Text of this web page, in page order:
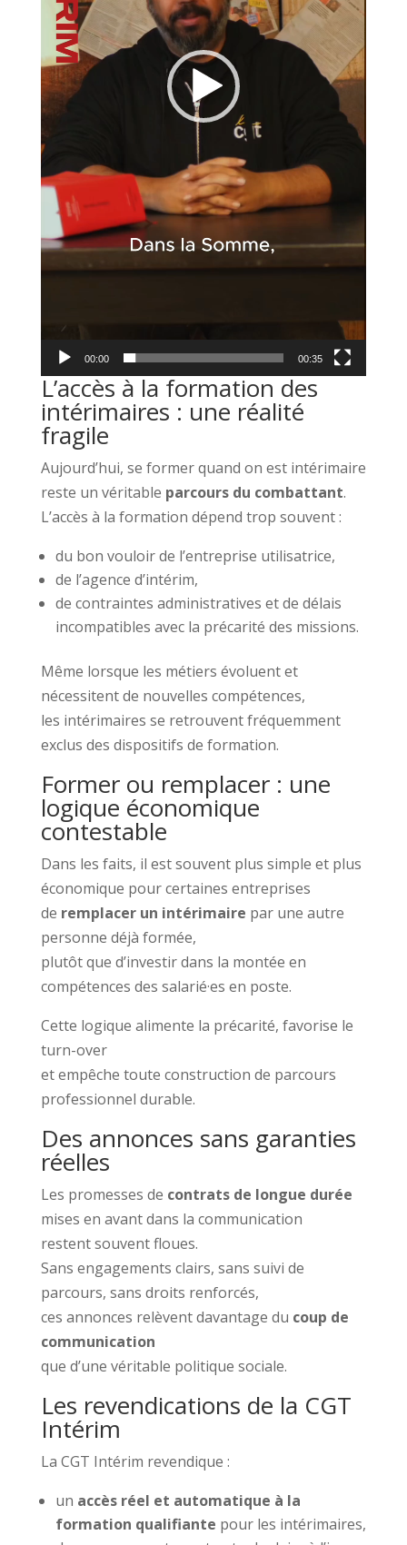
00:00 00:35
L’accès à la formation des
intérimaires : une réalité
fragile
Aujourd’hui, se former quand on est intérimaire
reste un véritable parcours du combattant.
L’accès à la formation dépend trop souvent :
du bon vouloir de l’entreprise utilisatrice,
de l’agence d’intérim,
de contraintes administratives et de délais
incompatibles avec la précarité des missions.
Même lorsque les métiers évoluent et
nécessitent de nouvelles compétences,
les intérimaires se retrouvent fréquemment
exclus des dispositifs de formation.
Former ou remplacer : une
logique économique
contestable
Dans les faits, il est souvent plus simple et plus
économique pour certaines entreprises
de remplacer un intérimaire par une autre
personne déjà formée,
plutôt que d’investir dans la montée en
compétences des salarié·es en poste.
Cette logique alimente la précarité, favorise le
turn-over
et empêche toute construction de parcours
professionnel durable.
Des annonces sans garanties
réelles
Les promesses de contrats de longue durée
mises en avant dans la communication
restent souvent floues.
Sans engagements clairs, sans suivi de
parcours, sans droits renforcés,
ces annonces relèvent davantage du coup de
communication
que d’une véritable politique sociale.
Les revendications de la CGT
Intérim
La CGT Intérim revendique :
un accès réel et automatique à la
formation qualifiante pour les intérimaires,